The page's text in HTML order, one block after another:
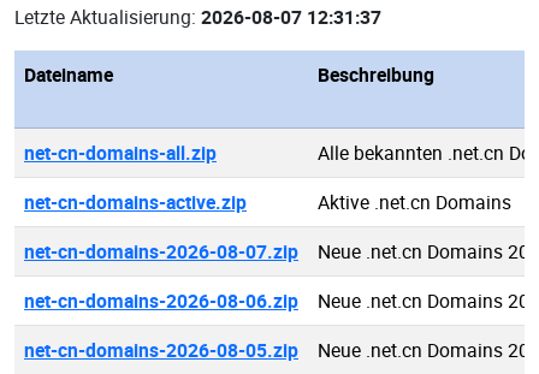
Letzte Aktualisierung: 2026-08-07 12:31:37
Dateiname Beschreibung
net-cn-domains-all.zip
Alle bekannten .net.cn
net-cn-domains-active.zip
Aktive .net.cn Domains
net-cn-domains-2026-08-07.zip
Neue .net.cn Domains
net-cn-domains-2026-08-06.zip
Neue .net.cn Domains
net-cn-domains-2026-08-05.zip
Neue .net.cn Domains